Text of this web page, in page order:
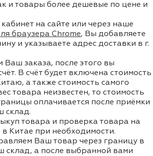
и товары более дешевые по цене и
на сайте или через наше
браузера Chrome, Вы добавляете
и указываете адрес доставки в г.
Ваш заказа, после этого вы
В счёт будет включена стоимость
а также стоимость самого
товара неизвестен, то стоимость
оплачивается после приёмки
склад.
товара и проверка товара на
Китае при необходимости.
Ваш товар через границу в
склад, а после выбранной вами